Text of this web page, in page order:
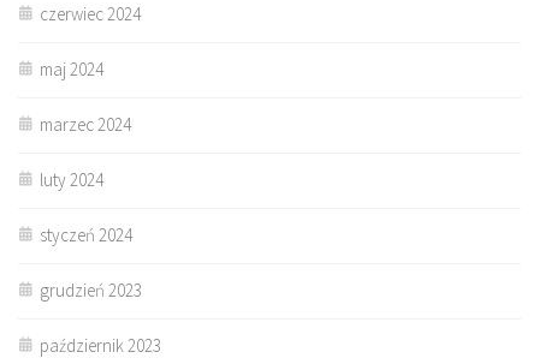
czerwiec 2024
maj 2024
marzec 2024
luty 2024
styczeń 2024
grudzień 2023
październik 2023